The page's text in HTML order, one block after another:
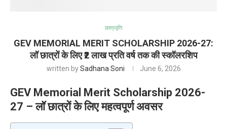
छात्रवृत्ति
GEV MEMORIAL MERIT SCHOLARSHIP 2026-27:
लॉ छात्रों के लिए ₹2 लाख प्रति वर्ष तक की स्कॉलरशिप
written bySadhana Soni June 6, 2026
GEV Memorial Merit Scholarship 2026-
27 – लॉ छात्रों के लिए महत्वपूर्ण अवसर